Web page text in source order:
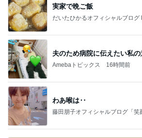
実家で晩ご飯
だいたひかるオフィシャルブログ
夫のため病院に伝えたい私
Amebaトピックス 16時間前
わあ喉は‥
藤田朋子オフィシャルブログ「笑